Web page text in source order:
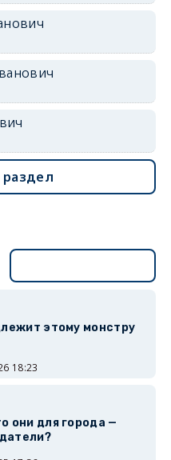
раздел
этому монстру
18:23
они для города —